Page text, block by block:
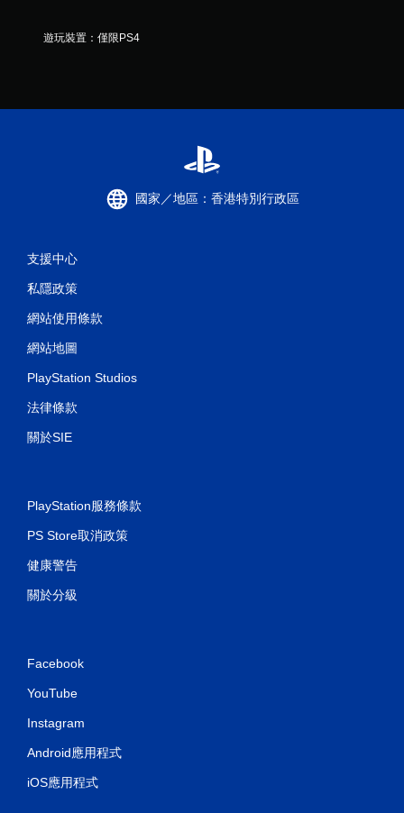
遊玩裝置：僅限PS4
國家／地區：香港特別行政區
支援中心
私隱政策
網站使用條款
網站地圖
PlayStation Studios
法律條款
關於SIE
PlayStation服務條款
PS Store取消政策
健康警告
關於分級
Facebook
YouTube
Instagram
Android應用程式
iOS應用程式